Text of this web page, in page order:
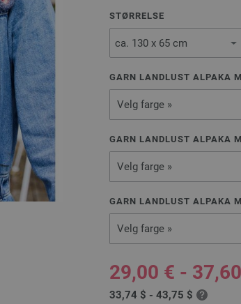
STØRRELSE
GARN LANDLUST ALPAKA
Velg farge »
GARN LANDLUST ALPAKA
Velg farge »
GARN LANDLUST ALPAKA
Velg farge »
29,00 € -
33,74 $ - 43,75 $